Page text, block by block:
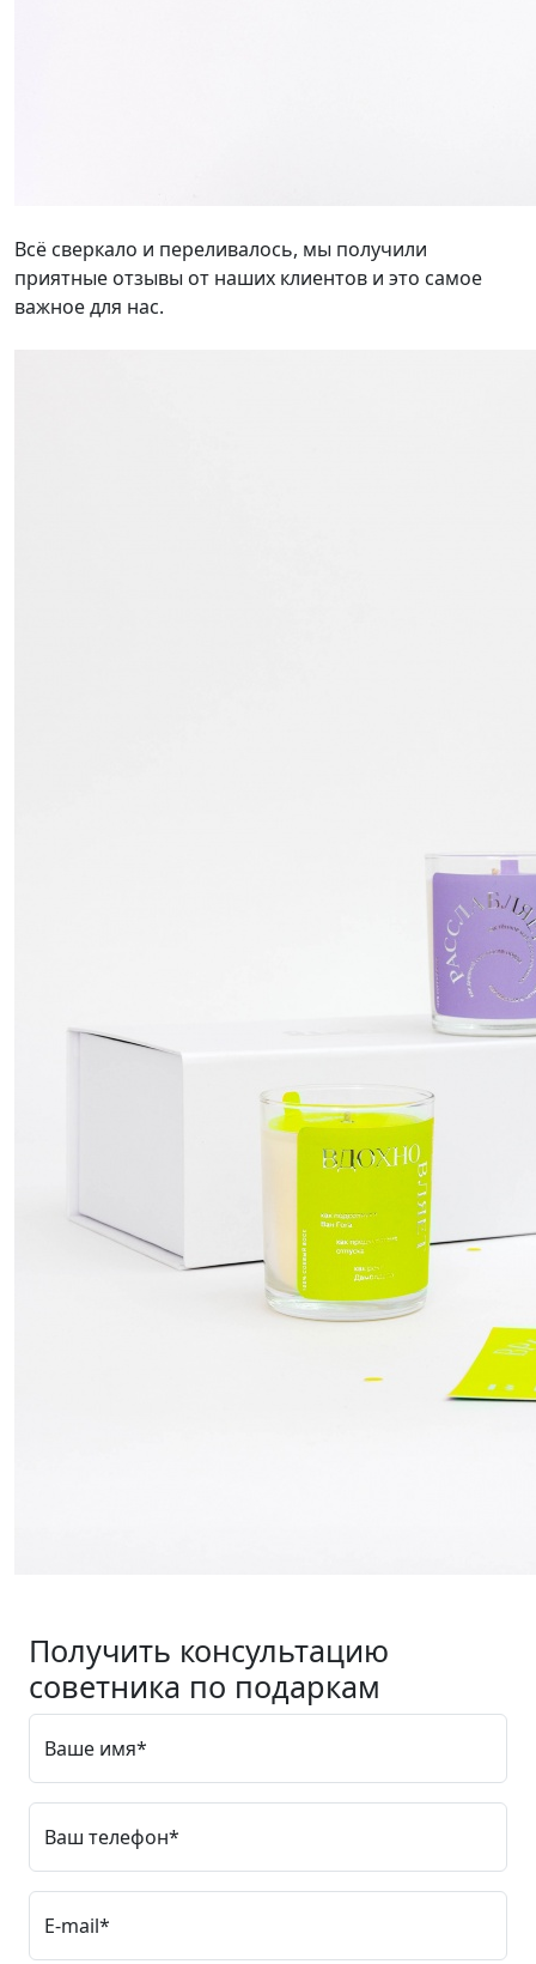
Всё сверкало и переливалось, мы получили
приятные отзывы от наших клиентов и это самое
важное для нас.
Получить консультацию
советника по подаркам
Ваше имя*
Ваш телефон*
E-mail*